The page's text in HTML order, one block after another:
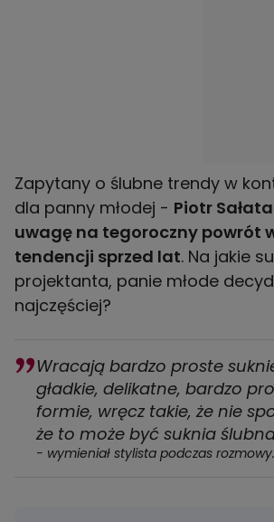
Zapytany o ślubne trendy w
dla panny młodej - Piotr
uwagę na tegoroczny powrót
tendencji sprzed lat. Na jakie
projektanta, panie młode
najczęściej?
Wracają bardzo proste
gładkie, delikatne, bardzo
formie, wręcz takie, że nie
że to może być suknia
- wymieniał stylista podczas rozmowy.